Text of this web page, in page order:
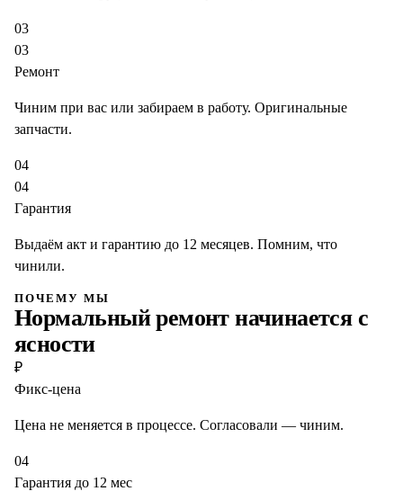
03
03
Ремонт
Чиним при вас или забираем в работу. Оригинальные
запчасти.
04
04
Гарантия
Выдаём акт и гарантию до 12 месяцев. Помним, что
чинили.
ПОЧЕМУ МЫ
Нормальный ремонт начинается с
ясности
₽
Фикс-цена
Цена не меняется в процессе. Согласовали — чиним.
04
Гарантия до 12 мес